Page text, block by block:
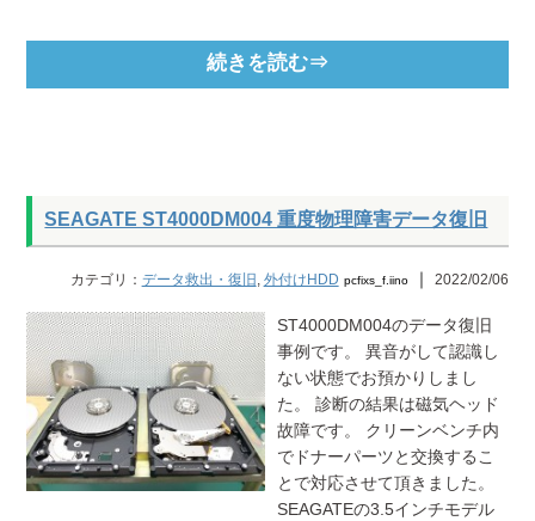
続きを読む⇒
SEAGATE ST4000DM004 重度物理障害データ復旧
カテゴリ： データ救出・復旧 外付けHDD pcfixs_f.iino｜ 2022/02/06
ST4000DM004のデータ復旧
事例です。 異音がして認識し
ない状態でお預かりしまし
た。 診断の結果は磁気ヘッド
故障です。 クリーンベンチ内
でドナーパーツと交換するこ
とで対応させて頂きました。
SEAGATEの3.5インチモデル